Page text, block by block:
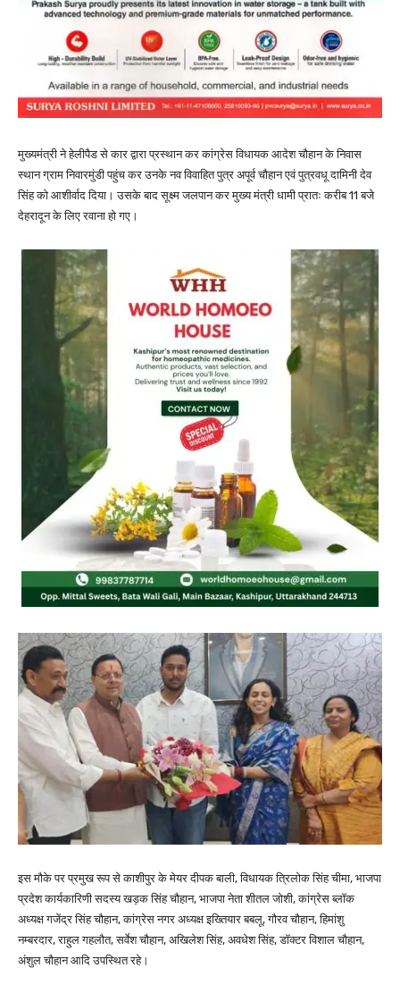
मुख्यमंत्री ने हेलीपैड से कार द्वारा प्रस्थान कर कांग्रेस विधायक आदेश चौहान के निवास
स्थान ग्राम निवारमुंडी पहुंच कर उनके नव विवाहित पुत्र अपूर्व चौहान एवं पुत्रवधू दामिनी देव
सिंह को आशीर्वाद दिया। उसके बाद सूक्ष्म जलपान कर मुख्य मंत्री धामी प्रातः करीब 11 बजे
देहरादून के लिए रवाना हो गए।
इस मौके पर प्रमुख रूप से काशीपुर के मेयर दीपक बाली, विधायक त्रिलोक सिंह चीमा, भाजपा
प्रदेश कार्यकारिणी सदस्य खड़क सिंह चौहान, भाजपा नेता शीतल जोशी, कांग्रेस ब्लॉक
अध्यक्ष गजेंद्र सिंह चौहान, कांग्रेस नगर अध्यक्ष इख्तियार बबलू, गौरव चौहान, हिमांशु
नम्बरदार, राहुल गहलौत, सर्वेश चौहान, अखिलेश सिंह, अवधेश सिंह, डॉक्टर विशाल चौहान,
अंशुल चौहान आदि उपस्थित रहे।